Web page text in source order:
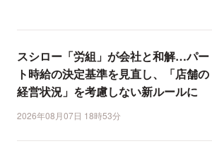
スシロー「労組」が会社と和解…パー
ト時給の決定基準を見直し、「店舗の
経営状況」を考慮しない新ルールに
2026年08月07日 18時53分